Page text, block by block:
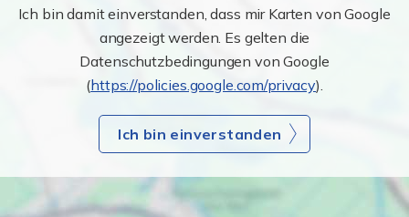
Ich bin damit einverstanden, dass mir Karten von Google
angezeigt werden. Es gelten die
Datenschutzbedingungen von Google
(https://policies.google.com/privacy).
Ich bin einverstanden